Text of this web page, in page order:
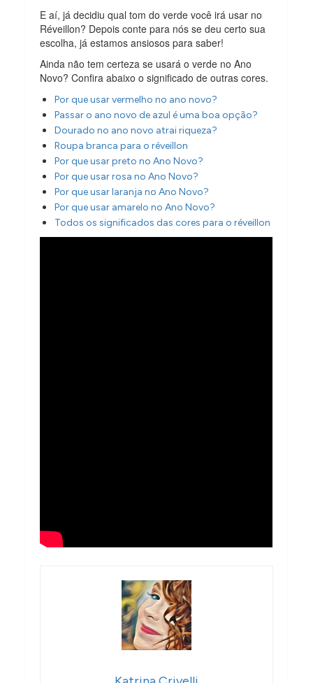
E aí, já decidiu qual tom do verde você irá usar no
Réveillon? Depois conte para nós se deu certo sua
escolha, já estamos ansiosos para saber!
Ainda não tem certeza se usará o verde no Ano
Novo? Confira abaixo o significado de outras cores.
Por que usar vermelho no ano novo?
Passar o ano novo de azul é uma boa opção?
Dourado no ano novo atrai riqueza?
Roupa branca para o réveillon
Por que usar preto no Ano Novo?
Por que usar rosa no Ano Novo?
Por que usar laranja no Ano Novo?
Por que usar amarelo no Ano Novo?
Todos os significados das cores para o réveillon